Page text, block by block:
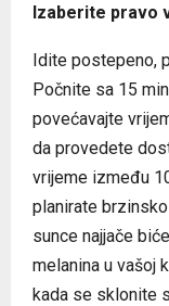
Izaberite pravo
Idite postepeno,
Počnite sa 15
povećavajte
da provedete
vrijeme između
planirate
sunce najjače
melanina u vašoj
kada se sklonite